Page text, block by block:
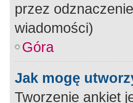
przez
wiadomości)
Góra
Jak mogę
Tworzenie ankiet